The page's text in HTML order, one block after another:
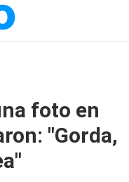
foto en
"Gorda,